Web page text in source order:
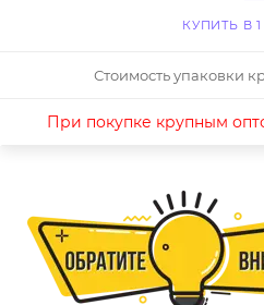
КУПИТЬ В
Стоимость упаковки
При покупке крупным